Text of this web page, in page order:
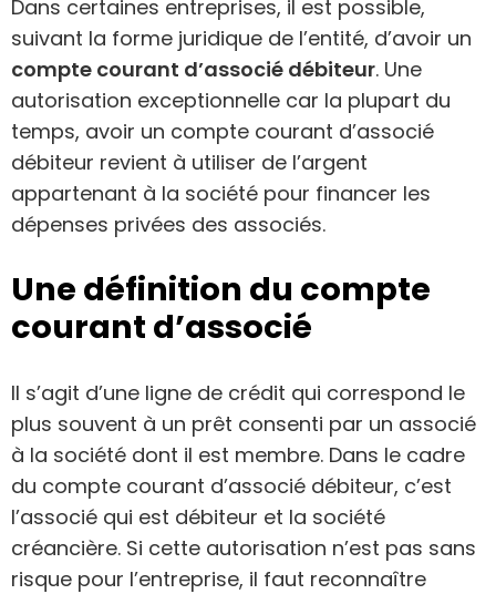
Dans certaines entreprises, il est possible,
suivant la forme juridique de l’entité, d’avoir un
compte courant d’associé débiteur. Une
autorisation exceptionnelle car la plupart du
temps, avoir un compte courant d’associé
débiteur revient à utiliser de l’argent
appartenant à la société pour financer les
dépenses privées des associés.
Une définition du compte
courant d’associé
Il s’agit d’une ligne de crédit qui correspond le
plus souvent à un prêt consenti par un associé
à la société dont il est membre. Dans le cadre
du compte courant d’associé débiteur, c’est
l’associé qui est débiteur et la société
créancière. Si cette autorisation n’est pas sans
risque pour l’entreprise, il faut reconnaître